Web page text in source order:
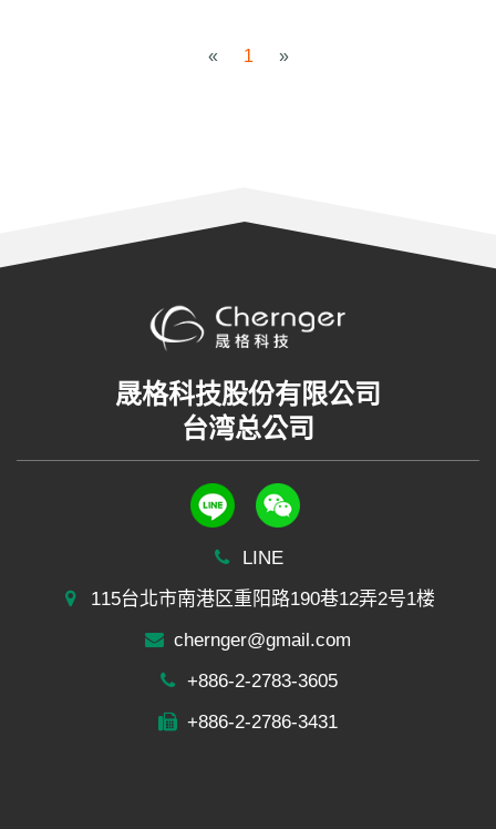
« 1 »
晟格科技股份有限公司
台湾总公司
LINE
115台北市南港区重阳路190巷12弄2号1楼
chernger@gmail.com
+886-2-2783-3605
+886-2-2786-3431